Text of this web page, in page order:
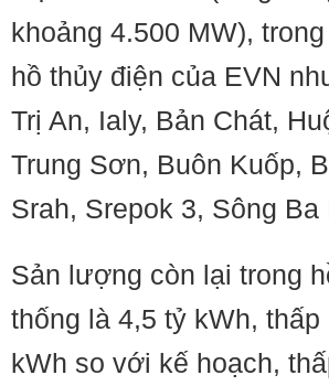
khoảng 4.500 MW),
hồ thủy điện của EVN
Trị An, Ialy, Bản Chát,
Trung Sơn, Buôn Kuốp,
Srah, Srepok 3, Sông Ba
Sản lượng còn lại trong
thống là 4,5 tỷ kWh,
kWh so với kế hoạch,